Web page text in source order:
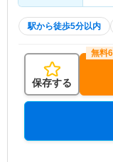
駅から徒歩5分以内
保存する